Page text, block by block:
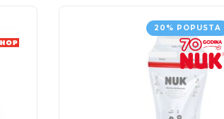
20% POPUSTA